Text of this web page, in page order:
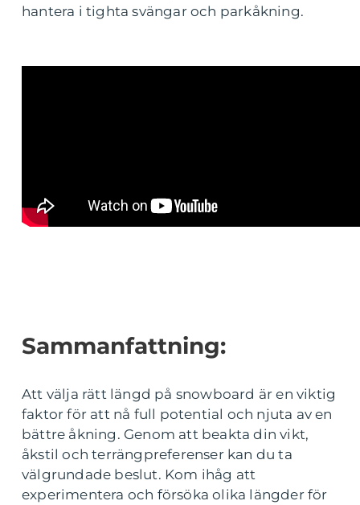
hantera i tighta svängar och parkåkning.
Sammanfattning:
Att välja rätt längd på snowboard är en viktig
faktor för att nå full potential och njuta av en
bättre åkning. Genom att beakta din vikt,
åkstil och terrängpreferenser kan du ta
välgrundade beslut. Kom ihåg att
experimentera och försöka olika längder för